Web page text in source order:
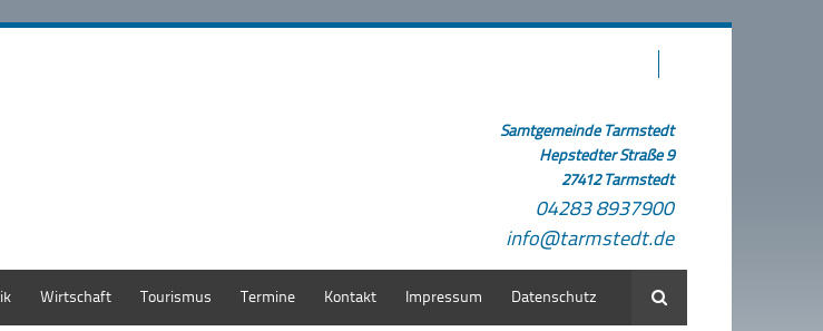
Samtgemeinde Tarmstedt
Hepstedter Straße 9
27412 Tarmstedt
04283 8937900
info@tarmstedt.de
Wirtschaft Tourismus Termine Kontakt Impressum Datenschutz Suche